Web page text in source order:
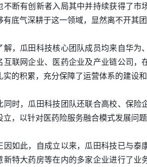
不断有创新者入局其中并持续获得了
有底气深耕于这一领域，显然离不开其
解，瓜田科技核心团队成员均来自华
互联网企业、医药企业及产业链公司，
实的积累，充分保障了运营体系的建设和
同时，瓜田科技团队还联合高校、保
立，以针对医药险服务融合模式发展问
因如此，自成立以来，瓜田科技已与泰
新特大药房等在内的多家企业进行了业